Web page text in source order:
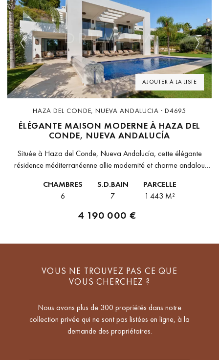
AJOUTER À LA LISTE
Previous Next
HAZA DEL CONDE, NUEVA ANDALUCIA · D4695
ÉLÉGANTE MAISON MODERNE À HAZA DEL
CONDE, NUEVA ANDALUCÍA
Située à Haza del Conde, Nueva Andalucía, cette élégante
résidence méditerranéenne allie modernité et charme andalou
et touches d’inspiration mauresque pour créer une...
CHAMBRES
6
S.D.BAIN
7
PARCELLE
1 443 M²
4 190 000 €
VOUS NE TROUVEZ PAS CE QUE
VOUS CHERCHEZ ?
Nous avons plus de 300 propriétés dans notre
collection privée qui ne sont pas listées en ligne, à la
demande des propriétaires.